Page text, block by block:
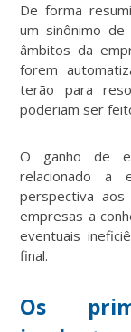
De forma
um sinônimo
âmbitos da
forem
terão para
poderiam ser
O ganho de
relacionado a
perspectiva
empresas a
eventuais
final.
Os